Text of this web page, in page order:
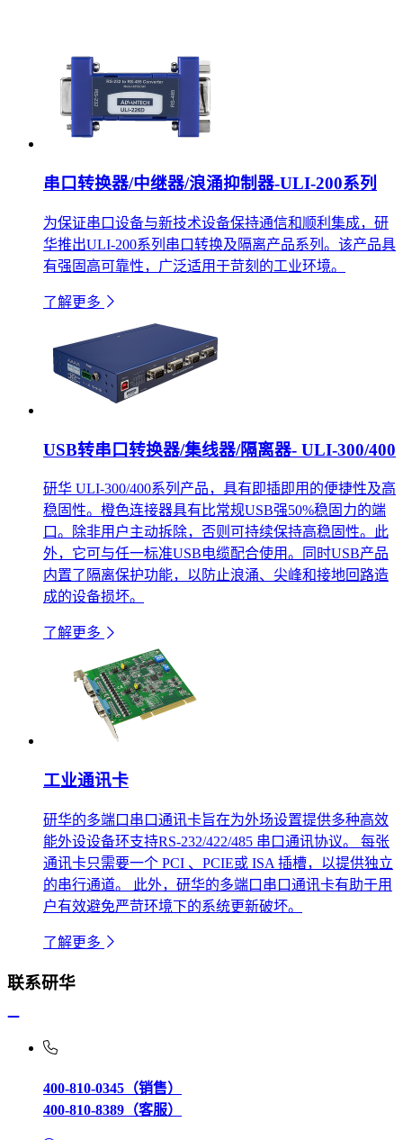
串口转换器/中继器/浪涌抑制器-ULI-200系列
为保证串口设备与新技术设备保持通信和顺利集成，研
华推出ULI-200系列串口转换及隔离产品系列。该产品具
有强固高可靠性，广泛适用于苛刻的工业环境。
了解更多
USB转串口转换器/集线器/隔离器- ULI-300/400
研华 ULI-300/400系列产品，具有即插即用的便捷性及高
稳固性。橙色连接器具有比常规USB强50%稳固力的端
口。除非用户主动拆除，否则可持续保持高稳固性。此
外，它可与任一标准USB电缆配合使用。同时USB产品
内置了隔离保护功能，以防止浪涌、尖峰和接地回路造
成的设备损坏。
了解更多
工业通讯卡
研华的多端口串口通讯卡旨在为外场设置提供多种高效
能外设设备环支持RS-232/422/485 串口通讯协议。 每张
通讯卡只需要一个 PCI 、PCIE或 ISA 插槽，以提供独立
的串行通道。 此外，研华的多端口串口通讯卡有助于用
户有效避免严苛环境下的系统更新破坏。
了解更多
联系研华
400-810-0345（销售）
400-810-8389（客服）